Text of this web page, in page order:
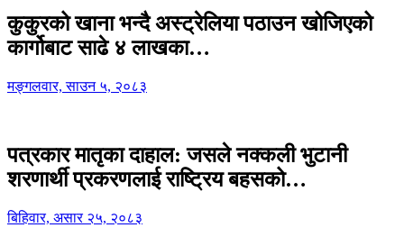
कुकुरको खाना भन्दै अस्ट्रेलिया पठाउन खोजिएको
कार्गोबाट साढे ४ लाखका…
मङ्गलवार, साउन ५, २०८३
पत्रकार मातृका दाहाल: जसले नक्कली भुटानी
शरणार्थी प्रकरणलाई राष्ट्रिय बहसको…
बिहिवार, असार २५, २०८३